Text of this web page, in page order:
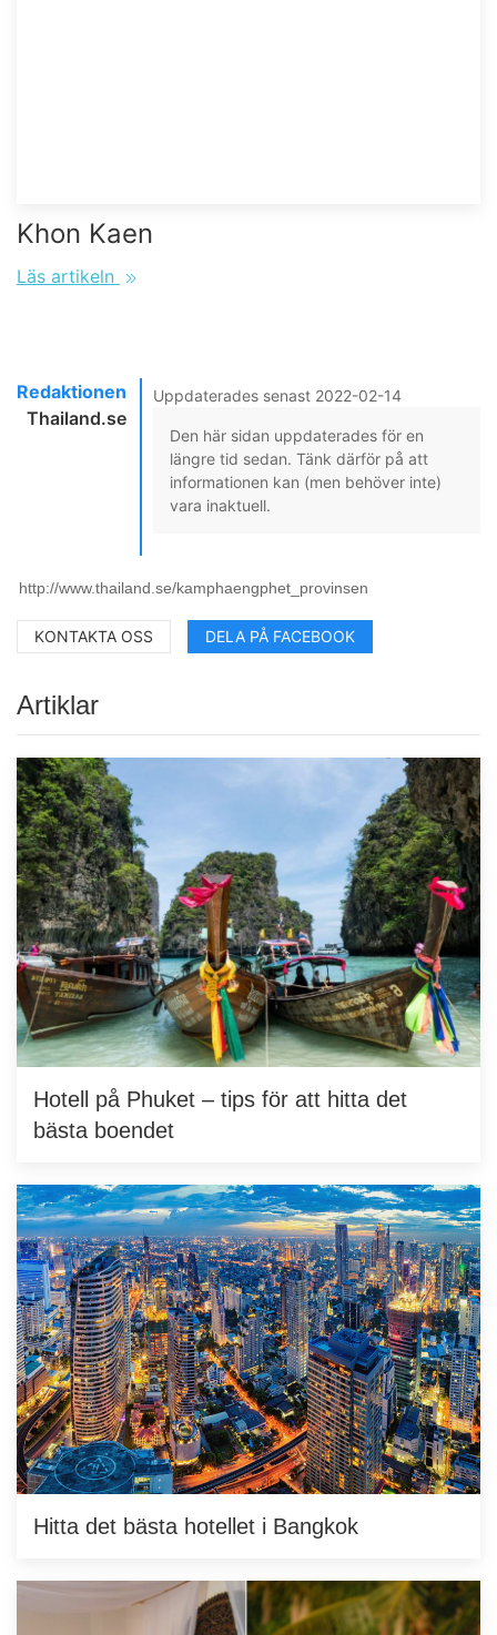
Khon Kaen
Läs artikeln
Redaktionen
Thailand.se
Uppdaterades senast 2022-02-14
Den här sidan uppdaterades för en
längre tid sedan. Tänk därför på att
informationen kan (men behöver inte)
vara inaktuell.
KONTAKTA OSS DELA PÅ FACEBOOK
Artiklar
Hotell på Phuket – tips för att hitta det
bästa boendet
Hitta det bästa hotellet i Bangkok